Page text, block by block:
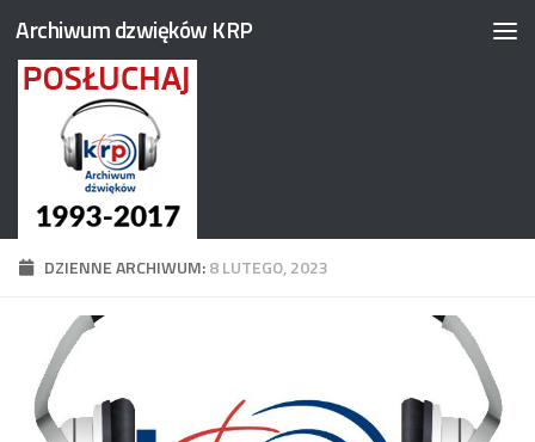
Przejdź do treści
Archiwum dzwięków KRP
DZIENNE ARCHIWUM:8 LUTEGO, 2023